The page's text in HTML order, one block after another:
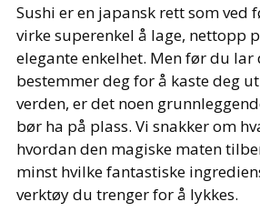
Sushi er en japansk rett som ved
virke superenkel å lage, nettopp
elegante enkelhet. Men før du lar
bestemmer deg for å kaste deg
verden, er det noen
bør ha på plass. Vi snakker om
hvordan den magiske maten
minst hvilke fantastiske
verktøy du trenger for å lykkes.